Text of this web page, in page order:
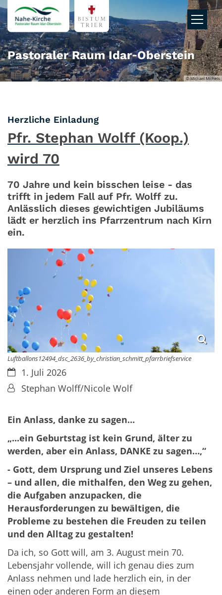
Zum Inhalt springen
© Michael Michels
Pastoraler Raum Idar‑Oberstein
Herzliche Einladung:
Pfr. Stephan Wolff (Koop.)
wird 70
70 Jahre und kein bisschen leise - das
trifft in jedem Fall auf Pfr. Wolff zu.
Anlässlich dieses gewichtigen Jubiläums
lädt er herzlich ins Pfarrzentrum nach Kirn
ein.
Luftballons12494_dsc_2636_by_christian_schmitt_pfarrbriefservice
Datum:1. Juli 2026
Von:Stephan Wolff/Nicole Wolf
Ein Anlass, danke zu sagen…
„...ein Geburtstag ist kein Grund, älter zu
werden, aber ein Anlass, DANKE zu sagen…,“
- Gott, dem Ursprung und Ziel unseres Lebens
– und allen, die mithalfen, den Weg zu gehen,
die Aufgaben anzupacken, die
Herausforderungen zu bewältigen, die
Probleme zu bestehen die Freuden zu teilen
und den Alltag zu gestalten!
Da ich, so Gott will, am 3. August mein 70.
Lebensjahr vollende, will ich genau dies zum
Anlass nehmen und lade herzlich ein, in der
einen oder anderen Form an diesem